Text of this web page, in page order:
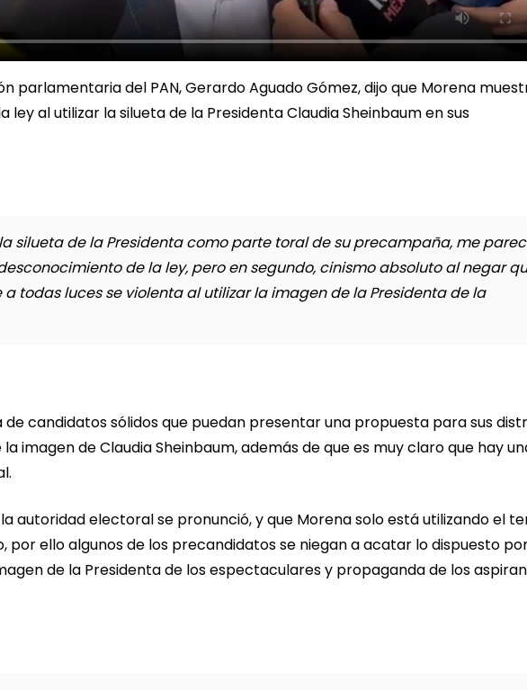
parlamentaria del PAN, Gerardo Aguado Gómez, dijo que Morena
al utilizar la silueta de la Presidenta Claudia Sheinbaum en sus
silueta de la Presidenta como parte toral de su precampaña, me
de la ley, pero en segundo, cinismo absoluto al negar
todas luces se violenta al utilizar la imagen de la Presidenta de la
de candidatos sólidos que puedan presentar una propuesta para sus
imagen de Claudia Sheinbaum, además de que es muy claro que hay
autoridad electoral se pronunció, y que Morena solo está utilizando el
por ello algunos de los precandidatos se niegan a acatar lo dispuesto
de la Presidenta de los espectaculares y propaganda de los